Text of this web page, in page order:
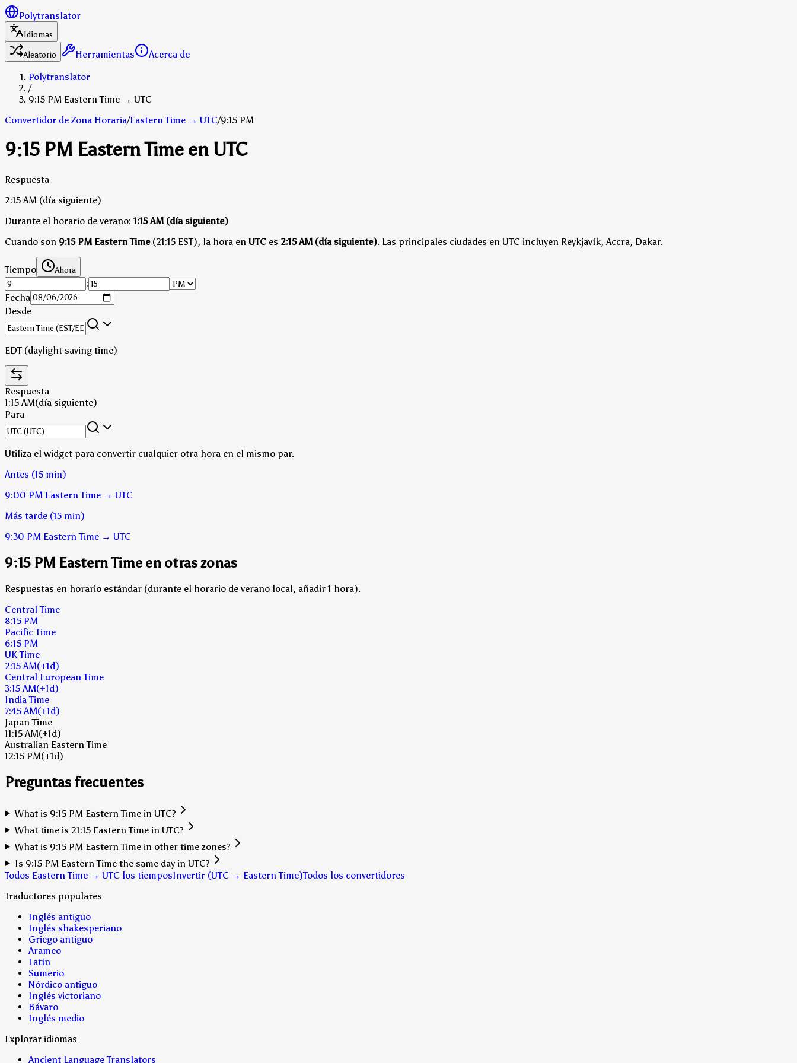
Polytranslator
Idiomas
Aleatorio
Herramientas
Acerca de
Polytranslator
/
9:15 PM Eastern Time → UTC
Convertidor de Zona Horaria/Eastern Time → UTC/9:15 PM
9:15 PM Eastern Time en UTC
Respuesta
2:15 AM (día siguiente)
Durante el horario de verano: 1:15 AM (día siguiente)
Cuando son 9:15 PM Eastern Time(21:15 EST), la hora en UTC es 2:15 AM (día siguiente). Las principales ciudades en UTC incluyen Reykjavík, Accra, Dakar.
Tiempo Ahora
:
Fecha
Desde
EDT (daylight saving time)
Respuesta
1:15 AM(día siguiente)
Para
Utiliza el widget para convertir cualquier otra hora en el mismo par.
Antes (15 min)
9:00 PM Eastern Time → UTC
Más tarde (15 min)
9:30 PM Eastern Time → UTC
9:15 PM Eastern Time en otras zonas
Respuestas en horario estándar (durante el horario de verano local, añadir 1 hora).
Central Time
8:15 PM
Pacific Time
6:15 PM
UK Time
2:15 AM(+1d)
Central European Time
3:15 AM(+1d)
India Time
7:45 AM(+1d)
Japan Time
11:15 AM(+1d)
Australian Eastern Time
12:15 PM(+1d)
Preguntas frecuentes
What is 9:15 PM Eastern Time in UTC?
What time is 21:15 Eastern Time in UTC?
What is 9:15 PM Eastern Time in other time zones?
Is 9:15 PM Eastern Time the same day in UTC?
Todos Eastern Time → UTC los tiemposInvertir (UTC → Eastern Time)Todos los convertidores
Traductores populares
Inglés antiguo
Inglés shakesperiano
Griego antiguo
Arameo
Latín
Sumerio
Nórdico antiguo
Inglés victoriano
Bávaro
Inglés medio
Explorar idiomas
Ancient Language Translators